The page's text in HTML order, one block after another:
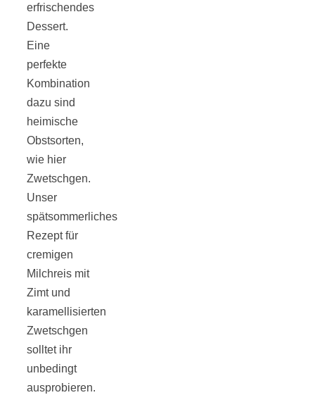
erfrischendes
Dessert.
Eine
perfekte
Kombination
dazu sind
heimische
Obstsorten,
wie hier
Zwetschgen.
Unser
spätsommerliches
Rezept für
cremigen
Milchreis mit
Zimt und
karamellisierten
Zwetschgen
solltet ihr
unbedingt
ausprobieren.